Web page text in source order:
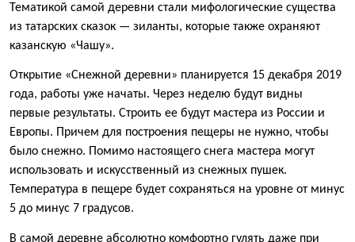
Тематикой самой деревни стали мифологические существа
из татарских сказок — зиланты, которые также охраняют
казанскую «Чашу».
Открытие «Снежной деревни» планируется 15 декабря 2019
года, работы уже начаты. Через неделю будут видны
первые результаты. Строить ее будут мастера из России и
Европы. Причем для построения пещеры не нужно, чтобы
было снежно. Помимо настоящего снега мастера могут
использовать и искусственный из снежных пушек.
Температура в пещере будет сохраняться на уровне от минус
5 до минус 7 градусов.
В самой деревне абсолютно комфортно гулять даже при